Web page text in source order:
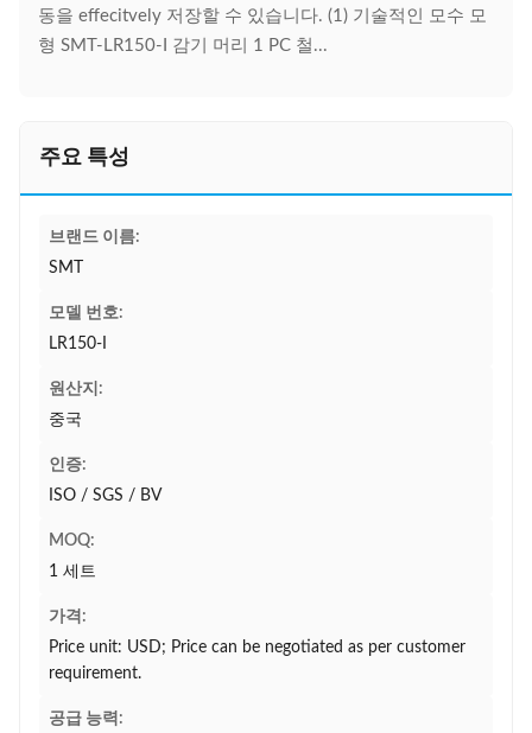
동을 effecitvely 저장할 수 있습니다. (1) 기술적인 모수 모
형 SMT-LR150-I 감기 머리 1 PC 철...
주요 특성
브랜드 이름:
SMT
모델 번호:
LR150-I
원산지:
중국
인증:
ISO / SGS / BV
MOQ:
1 세트
가격:
Price unit: USD; Price can be negotiated as per customer
requirement.
공급 능력: